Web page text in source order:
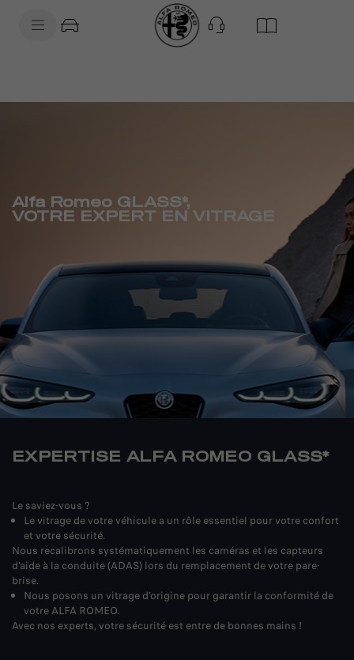
Alfa Romeo GLASS*,
VOTRE EXPERT EN VITRAGE
EXPERTISE ALFA ROMEO GLASS*
Le saviez-vous ?
Le vitrage de votre véhicule a un rôle essentiel pour votre confort
et votre sécurité.
Nous recalibrons systématiquement les caméras et les capteurs
d’aide à la conduite (ADAS) lors du remplacement de votre pare-
brise.
Nous posons un vitrage d’origine pour garantir la conformité de
votre ALFA ROMEO.
Avec nos experts, votre sécurité est entre de bonnes mains !